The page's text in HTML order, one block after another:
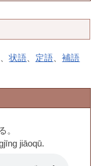
状語 定語 、補語
。
jiāoqū.